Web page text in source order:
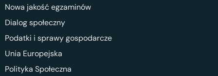
Nowa jakość egzaminów
Dialog społeczny
Podatki i sprawy gospodarcze
Unia Europejska
Polityka Społeczna